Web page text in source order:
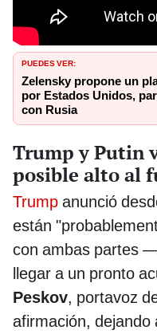
PUEDES VER:
Zelensky propone un
por Estados Unidos,
con Rusia
Trump y Putin
posible alto al
Trump anunció
están
con ambas partes
llegar a un pronto
Peskov, portavoz
afirmación, dejando